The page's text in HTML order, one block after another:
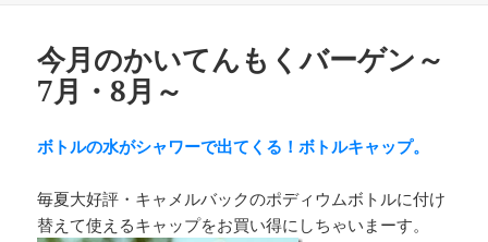
今月のかいてんもくバーゲン～
7月・8月～
ボトルの水がシャワーで出てくる！ボトルキャップ。
毎夏大好評・キャメルバックのポディウムボトルに付け
替えて使えるキャップをお買い得にしちゃいまーす。